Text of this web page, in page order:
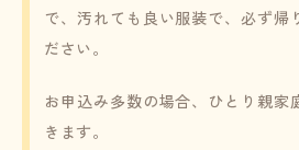
で、汚れても良い服装で、必ず帰
ださい。
お申込み多数の場合、ひとり親家
きます。